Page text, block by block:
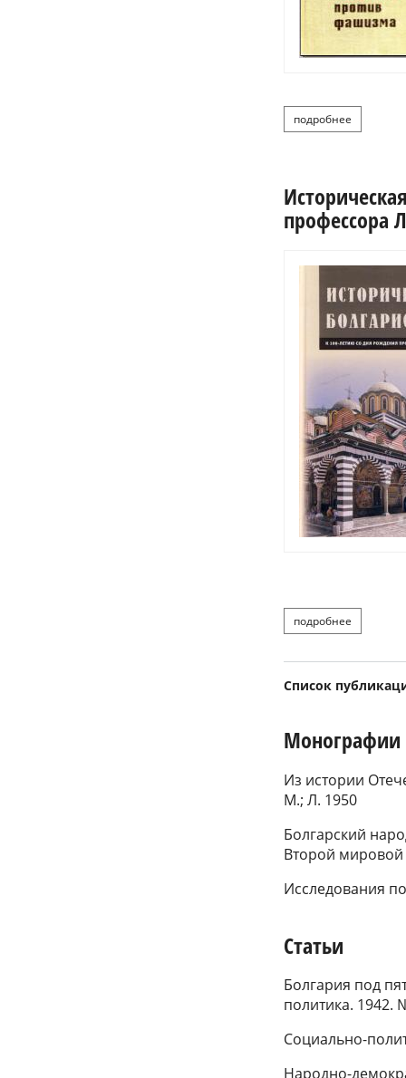
подробнее
профессора
подробнее
Список
Монографии
Из истории
М.; Л. 1950
Болгарский
Второй
Исследования
Статьи
Болгария под
политика. 1942.
Социально-
Народно-